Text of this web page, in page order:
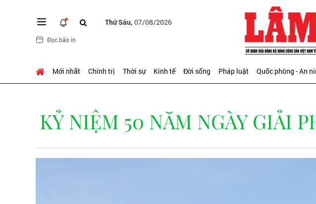
Thứ Sáu, 07/08/2026
Đọc báo in
Mới nhất Chính trị Thời sự Kinh tế Đời sống Pháp luật Quốc phòng - An
KỶ NIỆM 50 NĂM NGÀY GIẢI